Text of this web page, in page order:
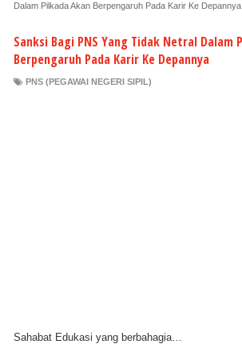
Dalam Pilkada Akan Berpengaruh Pada Karir Ke Depannya
Sanksi Bagi PNS Yang Tidak Netral Dalam
Berpengaruh Pada Karir Ke Depannya
PNS (PEGAWAI NEGERI SIPIL)
Sahabat Edukasi yang berbahagia…